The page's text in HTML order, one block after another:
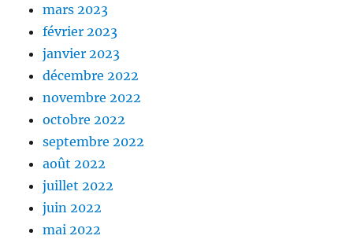
mars 2023
février 2023
janvier 2023
décembre 2022
novembre 2022
octobre 2022
septembre 2022
août 2022
juillet 2022
juin 2022
mai 2022